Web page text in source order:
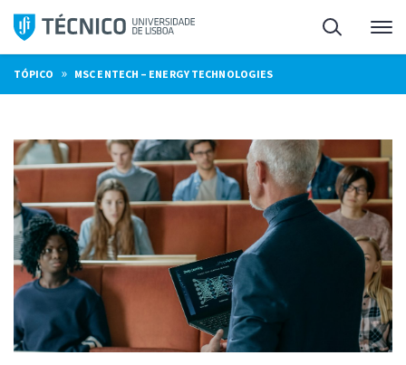
Saltar
para
o
conteúdo
Pesquisa
TÓPICO » MSC ENTECH – ENERGY TECHNOLOGIES